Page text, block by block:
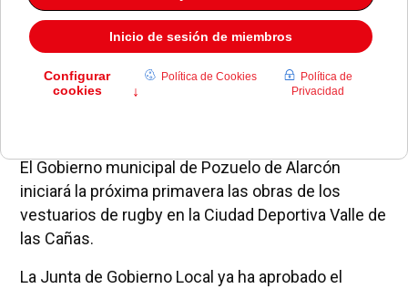
El Gobierno municipal de Pozuelo de Alarcón
iniciará la próxima primavera las obras de los
vestuarios de rugby en la Ciudad Deportiva Valle de
las Cañas.
La Junta de Gobierno Local ya ha aprobado el